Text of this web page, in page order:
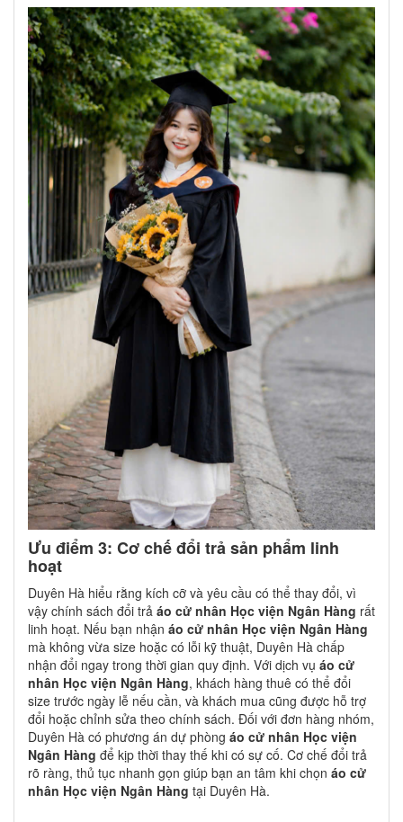
Ưu điểm 3: Cơ chế đổi trả sản phẩm linh
hoạt
Duyên Hà hiểu rằng kích cỡ và yêu cầu có thể thay đổi, vì
vậy chính sách đổi trả áo cử nhân Học viện Ngân Hàng rất
linh hoạt. Nếu bạn nhận áo cử nhân Học viện Ngân Hàng
mà không vừa size hoặc có lỗi kỹ thuật, Duyên Hà chấp
nhận đổi ngay trong thời gian quy định. Với dịch vụ áo cử
nhân Học viện Ngân Hàng, khách hàng thuê có thể đổi
size trước ngày lễ nếu cần, và khách mua cũng được hỗ trợ
đổi hoặc chỉnh sửa theo chính sách. Đối với đơn hàng nhóm,
Duyên Hà có phương án dự phòng áo cử nhân Học viện
Ngân Hàng để kịp thời thay thế khi có sự cố. Cơ chế đổi trả
rõ ràng, thủ tục nhanh gọn giúp bạn an tâm khi chọn áo cử
nhân Học viện Ngân Hàng tại Duyên Hà.